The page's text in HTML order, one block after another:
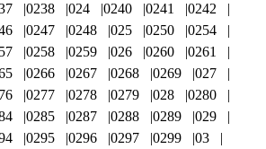
0238 024 0240 0241
0242
0247 0248 025 0250
0254
0258 0259 026 0260
0261
0266 0267 0268 0269
027
0277 0278 0279 028
0280
0285 0287 0288 0289
029
0295 0296 0297 0299
03